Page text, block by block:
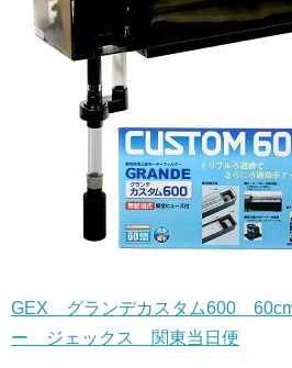
GEX グランデカスタム600
ー ジェックス 関東当日便